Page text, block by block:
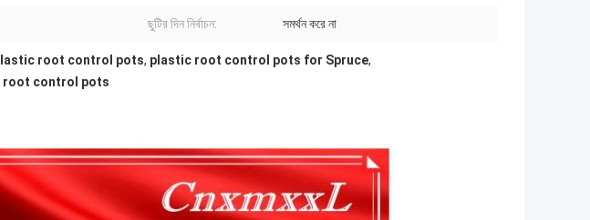
ছুটির দিন নির্বাচন: সমর্থন করে না
root control pots, plastic root control pots for Spruce,
root control pots